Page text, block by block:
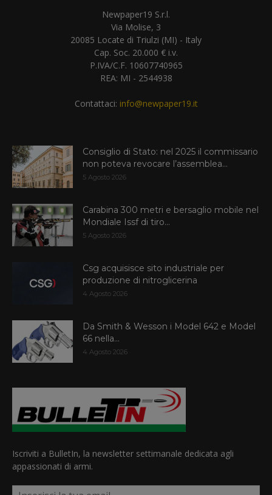
Newpaper19 S.r.l.
Via Molise, 3
20085 Locate di Triulzi (MI) - Italy
Cap. Soc. 20.000 € i.v.
P.IVA/C.F. 10607740965
REA: MI - 2544938
Contattaci: info@newpaper19.it
Consiglio di Stato: nel 2025 il commissario
non poteva revocare l’assemblea...
5 Agosto 2026
Carabina 300 metri e bersaglio mobile nel
Mondiale Issf di tiro...
5 Agosto 2026
Csg acquisisce sito industriale per
produzione di nitroglicerina
4 Agosto 2026
Da Smith & Wesson i Model 642 e Model
66 nella...
4 Agosto 2026
Iscriviti a BulletIn, la newsletter settimanale dedicata agli
appassionati di armi.